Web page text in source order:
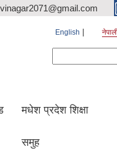
English
मधेश प्रदेश शिक्षा
समुह